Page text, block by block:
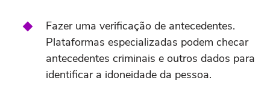
Fazer uma verificação de antecedentes.
Plataformas especializadas podem checar
antecedentes criminais e outros dados para
identificar a idoneidade da pessoa.